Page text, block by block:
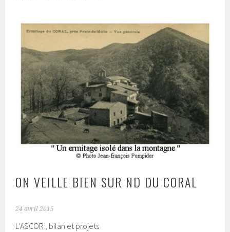
ON VEILLE BIEN SUR ND DU CORAL
24 avril 2015
L’ASCOR , bilan et projets